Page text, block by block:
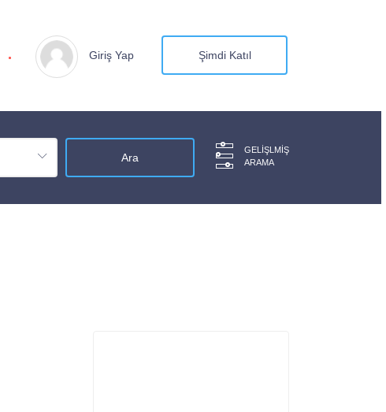
Giriş Yap Şimdi Katıl
GELIŞLMIŞ
ARAMA